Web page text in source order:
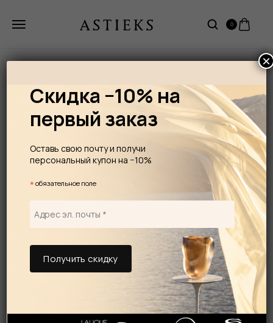
0
Скидка −10% на
первый заказ
Оставь свою почту и получи
персональный купон на −10%
* обязательное поле
×